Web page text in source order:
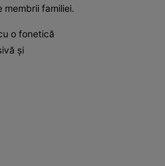
familiei.
o fonetică
și